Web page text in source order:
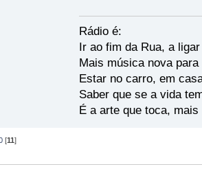
Rádio é:
Ir ao fim da Rua, a
Mais música nova
Estar no carro, em
Saber que se a vida
É a arte que toca,
[11]